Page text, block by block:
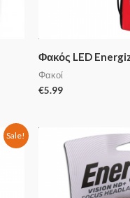
Φακός LED
Φακοί
€5.99
Sale!